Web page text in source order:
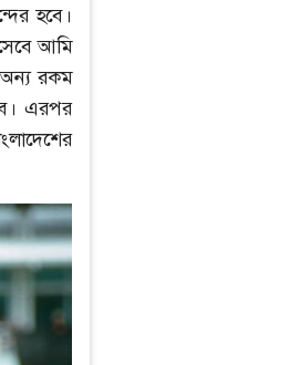
হবে।
আমি
রকম
এরপর